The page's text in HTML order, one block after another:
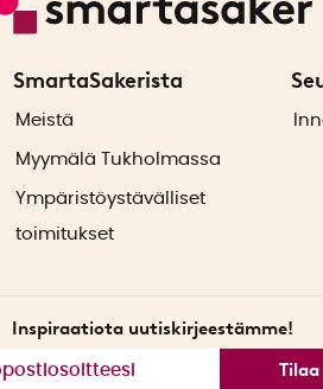
SmartaSakerista
Meistä
Myymälä Tukholmassa
Ympäristöystävälliset
toimitukset
Inspiraatiota uutiskirjeestämme!
Tilaa